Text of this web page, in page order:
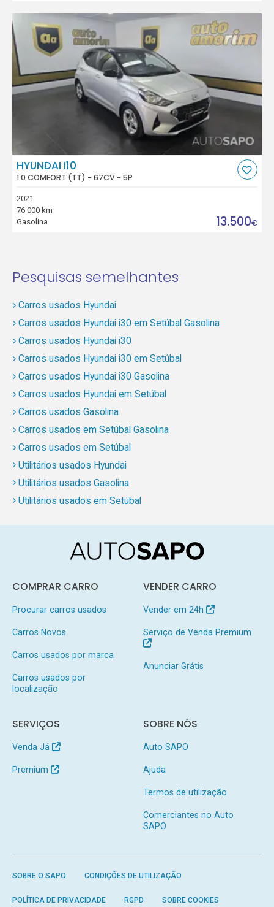
HYUNDAI I10
1.0 COMFORT (TT) - 67CV - 5P
2021
76.000 km
Gasolina
13.500€
Pesquisas semelhantes
Carros usados Hyundai
Carros usados Hyundai i30 em Setúbal Gasolina
Carros usados Hyundai i30
Carros usados Hyundai i30 em Setúbal
Carros usados Hyundai i30 Gasolina
Carros usados Hyundai em Setúbal
Carros usados Gasolina
Carros usados em Setúbal Gasolina
Carros usados em Setúbal
Utilitários usados Hyundai
Utilitários usados Gasolina
Utilitários usados em Setúbal
COMPRAR CARRO
Procurar carros usados
Carros Novos
Carros usados por marca
Carros usados por
localização
VENDER CARRO
Vender em 24h
Serviço de Venda Premium
Anunciar Grátis
SERVIÇOS
Venda Já
Premium
SOBRE NÓS
Auto SAPO
Ajuda
Termos de utilização
Comerciantes no Auto
SAPO
SOBRE O SAPO CONDIÇÕES DE UTILIZAÇÃO
POLÍTICA DE PRIVACIDADE RGPD SOBRE COOKIES